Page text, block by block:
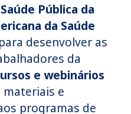
práticaPública da
da Saúde
desenvolver as
da
e webinários
materiais e
programas de